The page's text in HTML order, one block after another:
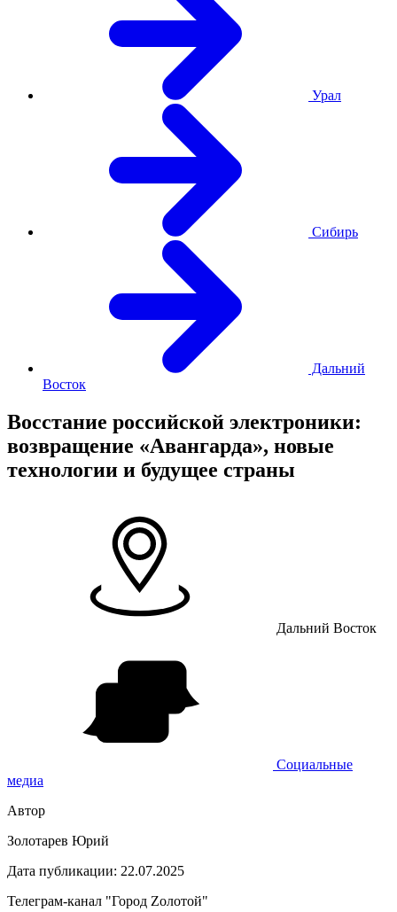
Урал
Сибирь
Дальний
Восток
Восстание российской электроники:
возвращение «Авангарда», новые
технологии и будущее страны
Дальний Восток
Социальные
медиа
Автор
Золотарев Юрий
Дата публикации: 22.07.2025
Телеграм-канал "Город Zoлотой"